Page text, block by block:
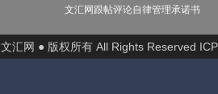
文汇网跟帖评论自律管理承诺书
文汇网 ● 版权所有 All Rights Reserved